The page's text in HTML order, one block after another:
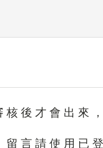
核 後 才 會 出 來
留 言 請 使 用 已